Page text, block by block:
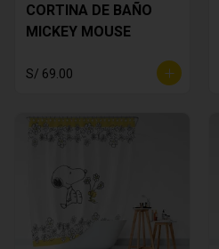
CORTINA DE BAÑO
MICKEY MOUSE
S/ 69.00